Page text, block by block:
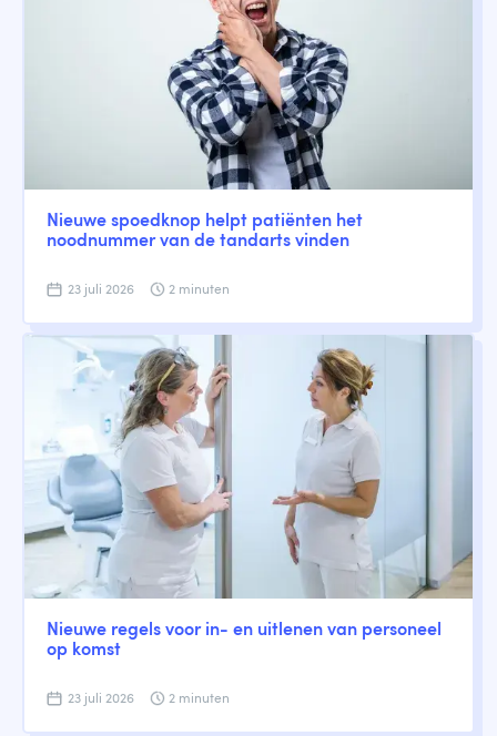
Nieuwe spoedknop helpt patiënten het
noodnummer van de tandarts vinden
23 juli 2026 2 minuten
Nieuwe regels voor in- en uitlenen van personeel
op komst
23 juli 2026 2 minuten